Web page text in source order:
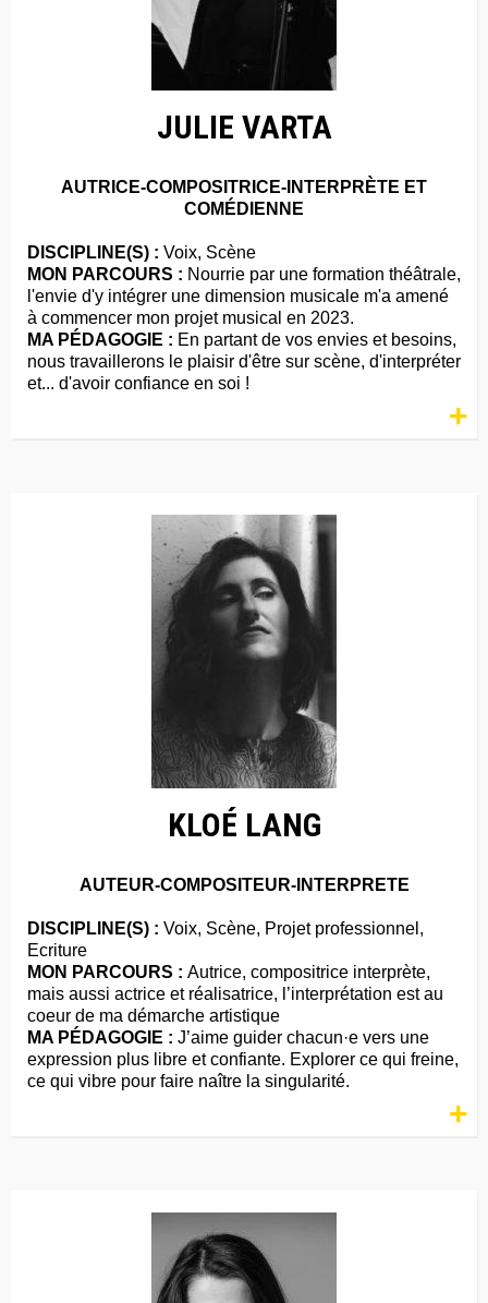
JULIE VARTA
AUTRICE-COMPOSITRICE-INTERPRÈTE ET
COMÉDIENNE
DISCIPLINE(S) : Voix, Scène
MON PARCOURS : Nourrie par une formation théâtrale,
l'envie d'y intégrer une dimension musicale m'a amené
à commencer mon projet musical en 2023.
MA PÉDAGOGIE : En partant de vos envies et besoins,
nous travaillerons le plaisir d'être sur scène, d'interpréter
et... d'avoir confiance en soi !
+
KLOÉ LANG
AUTEUR-COMPOSITEUR-INTERPRETE
DISCIPLINE(S) : Voix, Scène, Projet professionnel,
Ecriture
MON PARCOURS : Autrice, compositrice interprète,
mais aussi actrice et réalisatrice, l’interprétation est au
coeur de ma démarche artistique
MA PÉDAGOGIE : J’aime guider chacun·e vers une
expression plus libre et confiante. Explorer ce qui freine,
ce qui vibre pour faire naître la singularité.
+